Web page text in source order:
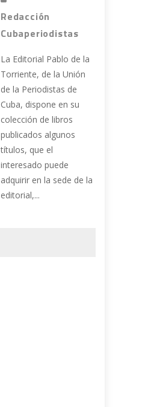
Redacción
Cubaperiodistas
La Editorial Pablo de la
Torriente, de la Unión
de la Periodistas de
Cuba, dispone en su
colección de libros
publicados algunos
títulos, que el
interesado puede
adquirir en la sede de la
editorial,...